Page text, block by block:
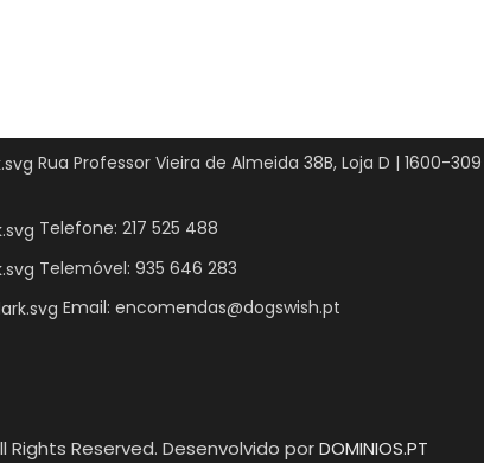
Rua Professor Vieira de Almeida 38B, Loja D | 1600-309
Telefone: 217 525 488
Telemóvel: 935 646 283
Email: encomendas@dogswish.pt
Rights Reserved. Desenvolvido porDOMINIOS.PT